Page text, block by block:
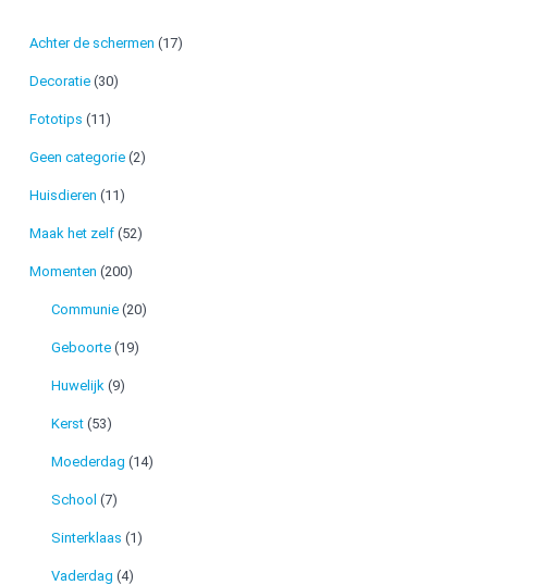
Achter de schermen (17)
Decoratie (30)
Fototips (11)
Geen categorie (2)
Huisdieren (11)
Maak het zelf (52)
Momenten (200)
Communie (20)
Geboorte (19)
Huwelijk (9)
Kerst (53)
Moederdag (14)
School (7)
Sinterklaas (1)
Vaderdag (4)